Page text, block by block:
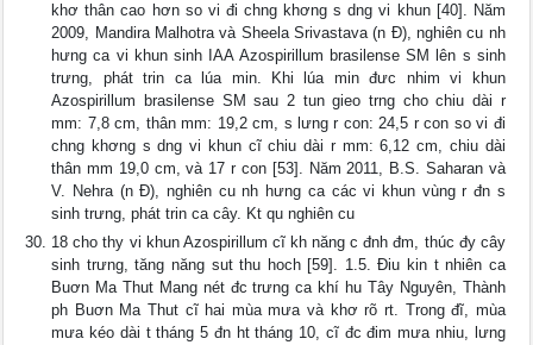
khơ thân cao hơn so vi đi chng khơng s dng vi khun [40]. Năm
2009, Mandira Malhotra và Sheela Srivastava (n Đ), nghiên cu nh
hưng ca vi khun sinh IAA Azospirillum brasilense SM lên s sinh
trưng, phát trin ca lúa min. Khi lúa min đưc nhim vi khun
Azospirillum brasilense SM sau 2 tun gieo trng cho chiu dài r
mm: 7,8 cm, thân mm: 19,2 cm, s lưng r con: 24,5 r con so vi đi
chng khơng s dng vi khun cĩ chiu dài r mm: 6,12 cm, chiu dài
thân mm 19,0 cm, và 17 r con [53]. Năm 2011, B.S. Saharan và
V. Nehra (n Đ), nghiên cu nh hưng ca các vi khun vùng r đn s
sinh trưng, phát trin ca cây. Kt qu nghiên cu
18 cho thy vi khun Azospirillum cĩ kh năng c đnh đm, thúc đy cây
sinh trưng, tăng năng sut thu hoch [59]. 1.5. Điu kin t nhiên ca
Buơn Ma Thut Mang nét đc trưng ca khí hu Tây Nguyên, Thành
ph Buơn Ma Thut cĩ hai mùa mưa và khơ rõ rt. Trong đĩ, mùa
mưa kéo dài t tháng 5 đn ht tháng 10, cĩ đc đim mưa nhiu, lưng